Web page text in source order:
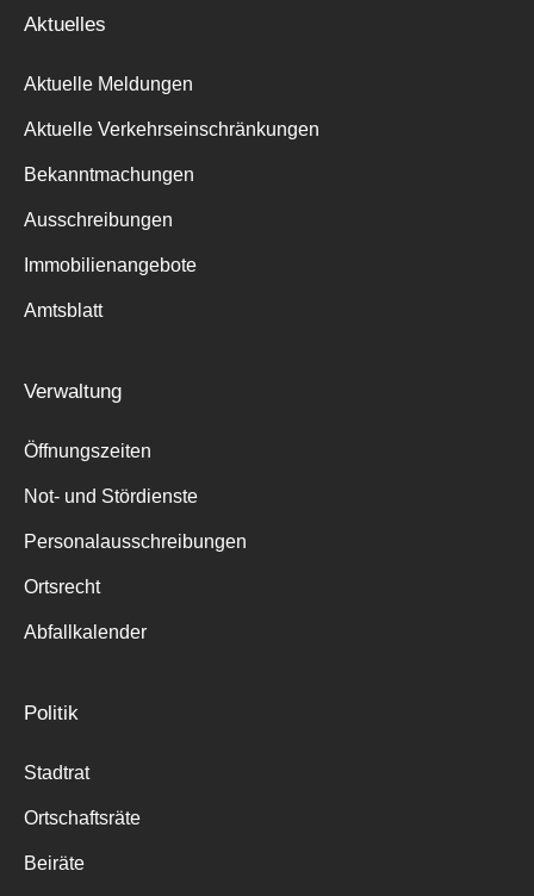
Aktuelles
Aktuelle Meldungen
Aktuelle Verkehrseinschränkungen
Bekanntmachungen
Ausschreibungen
Immobilienangebote
Amtsblatt
Verwaltung
Öffnungszeiten
Not- und Stördienste
Personalausschreibungen
Ortsrecht
Abfallkalender
Politik
Stadtrat
Ortschaftsräte
Beiräte